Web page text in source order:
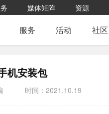
媒体矩阵 资源
服务 活动 社区
机安装包
时间：2021.10.19